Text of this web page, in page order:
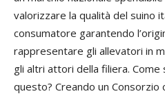
valorizzare la qualità del suino
consumatore garantendo
rappresentare gli allevatori in
gli altri attori della filiera.
questo? Creando un